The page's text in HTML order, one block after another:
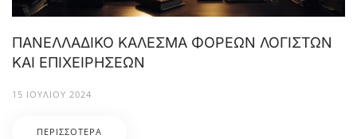
ΠΑΝΕΛΛΑΔΙΚΟ ΚΑΛΕΣΜΑ ΦΟΡΕΩΝ ΛΟΓΙΣΤΩΝ
ΚΑΙ ΕΠΙΧΕΙΡΗΣΕΩΝ
15 ΙΟΥΛΊΟΥ 2024
ΠΕΡΙΣΣΌΤΕΡΑ